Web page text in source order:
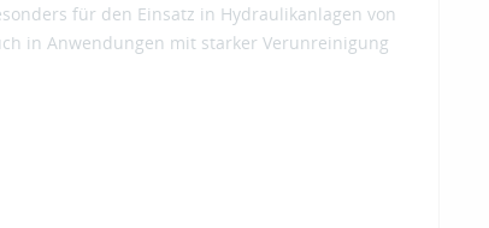
für den Einsatz in Hydraulikanlagen von
in Anwendungen mit starker Verunreinigung